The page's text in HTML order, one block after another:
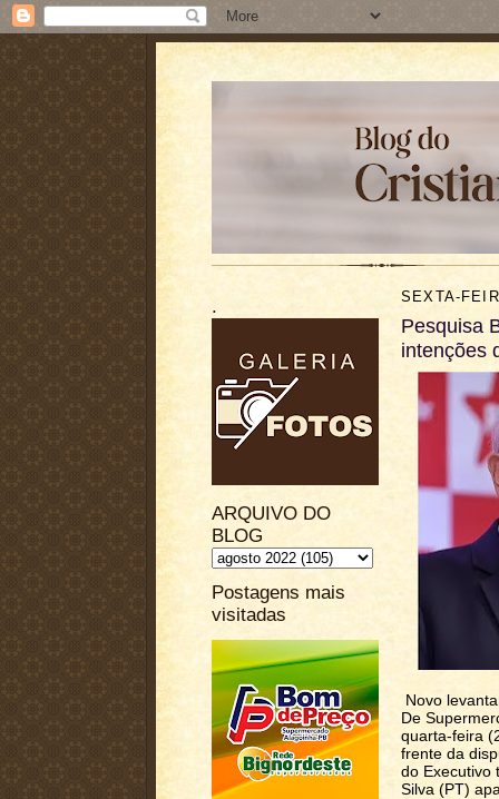
.
ARQUIVO DO
BLOG
Postagens mais
visitadas
SEXTA-
Pesquisa
intenções
Novo
De
quarta-feira
frente da
do Executivo
Silva (PT)